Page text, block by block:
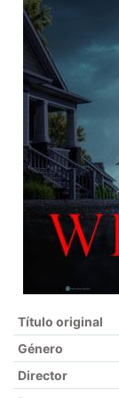
Título original
Género
Director